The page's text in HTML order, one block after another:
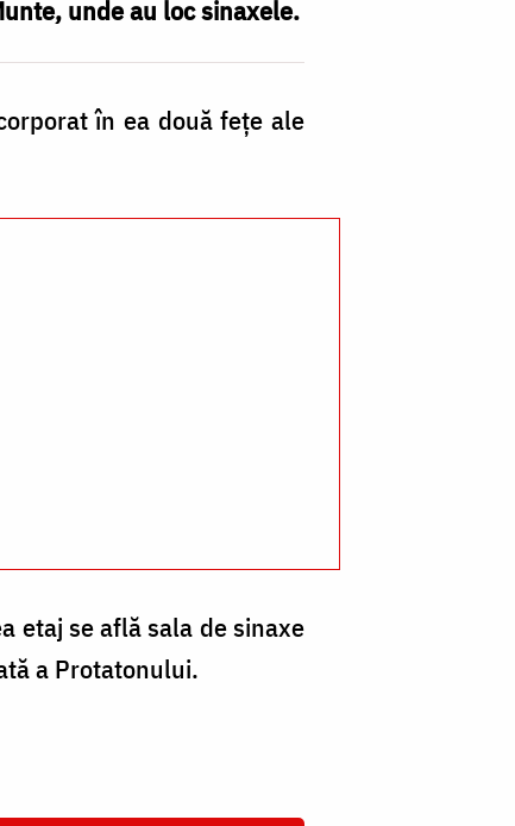
unde au loc sinaxele.
în ea două feţe ale
etaj se află sala de sinaxe
a Protatonului.